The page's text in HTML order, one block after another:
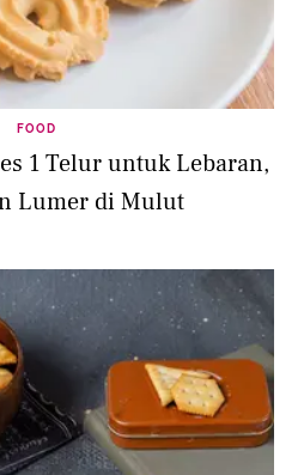
FOOD
1 Telur untuk Lebaran,
Lumer di Mulut